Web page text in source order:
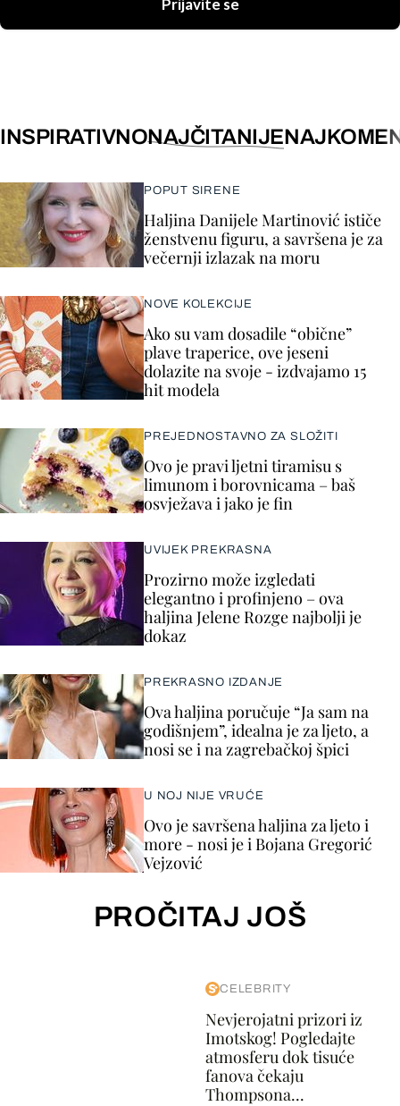
Prijavite se
INSPIRATIVNONAJČITANIJE
POPUT SIRENE
Haljina Danijele Martinović ističe
ženstvenu figuru, a savršena je za
večernji izlazak na moru
NOVE KOLEKCIJE
Ako su vam dosadile “obične”
plave traperice, ove jeseni
dolazite na svoje - izdvajamo 15
hit modela
PREJEDNOSTAVNO ZA SLOŽITI
Ovo je pravi ljetni tiramisu s
limunom i borovnicama – baš
osvježava i jako je fin
UVIJEK PREKRASNA
Prozirno može izgledati
elegantno i profinjeno – ova
haljina Jelene Rozge najbolji je
dokaz
PREKRASNO IZDANJE
Ova haljina poručuje “Ja sam na
godišnjem”, idealna je za ljeto, a
nosi se i na zagrebačkoj špici
U NOJ NIJE VRUĆE
Ovo je savršena haljina za ljeto i
more - nosi je i Bojana Gregorić
Vejzović
PROČITAJ JOŠ
CELEBRITY
Nevjerojatni prizori iz
Imotskog! Pogledajte
atmosferu dok tisuće
fanova čekaju
Thompsona...